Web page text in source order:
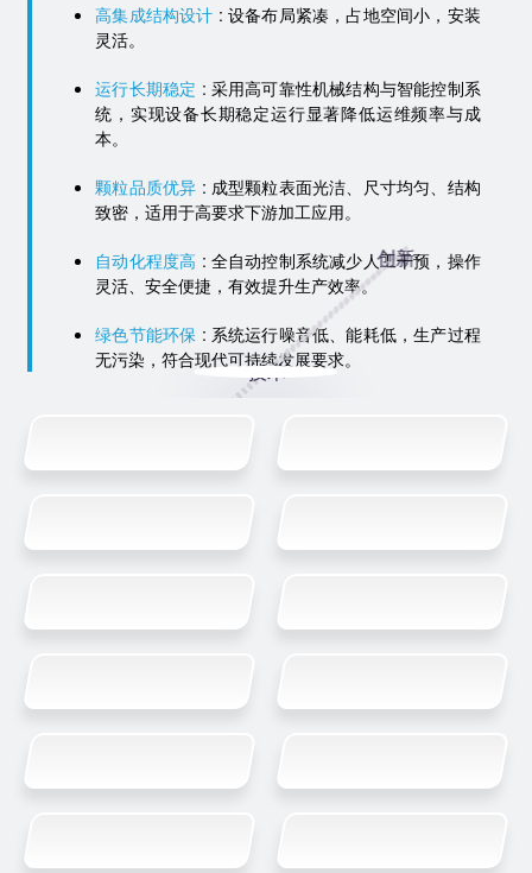
高集成结构设计 : 设备布局紧凑，占地空间小，安装
灵活。
运行长期稳定 : 采用高可靠性机械结构与智能控制系
统，实现设备长期稳定运行显著降低运维频率与成
本。
颗粒品质优异 : 成型颗粒表面光洁、尺寸均匀、结构
致密，适用于高要求下游加工应用。
自动化程度高 : 全自动控制系统减少人工干预，操作
灵活、安全便捷，有效提升生产效率。
绿色节能环保 : 系统运行噪音低、能耗低，生产过程
无污染，符合现代可持续发展要求。
Service
技术